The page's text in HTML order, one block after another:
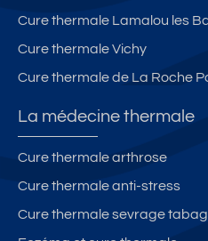
Cure thermale Lamalou les
Cure thermale Vichy
Cure thermale de La Roche
La médecine thermale
Cure thermale arthrose
Cure thermale anti-stress
Cure thermale sevrage